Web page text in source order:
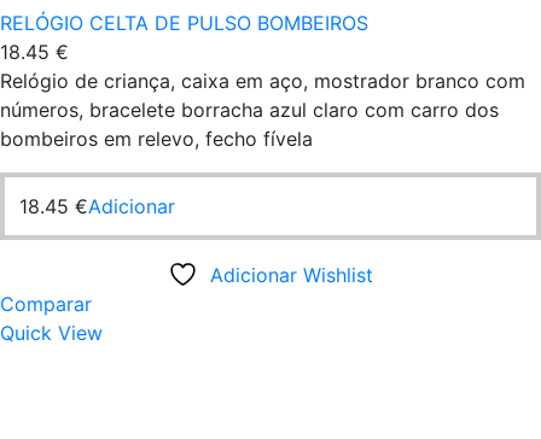
RELÓGIO CELTA DE PULSO BOMBEIROS
18.45 €
Relógio de criança, caixa em aço, mostrador branco com
números, bracelete borracha azul claro com carro dos
bombeiros em relevo, fecho fívela
18.45 €Adicionar
Adicionar Wishlist
Comparar
Quick View